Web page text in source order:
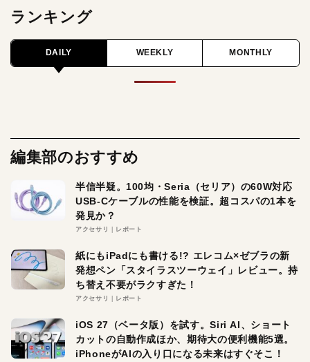
ランキング
DAILY WEEKLY MONTHLY
編集部のおすすめ
半信半疑。100均・Seria（セリア）の60W対応
USB-Cケーブルの性能を検証。超コスパの1本を
発見か？
アクセサリ レポート
紙にもiPadにも書ける!? エレコム×ゼブラの新
発想ペン「スタイラスツーウェイ」レビュー。持
ち替え不要がラクすぎた！
アクセサリ レポート
iOS 27（ベータ版）を試す。Siri AI、ショート
カットの自動作成ほか、期待大の便利機能5選。
iPhoneがAIの入り口になる未来はすぐそこ！